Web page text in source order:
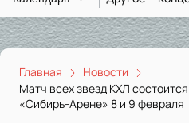
Главная
Новости
Матч всех звезд КХЛ
«Сибирь-Арене» 8 и 9 февраля